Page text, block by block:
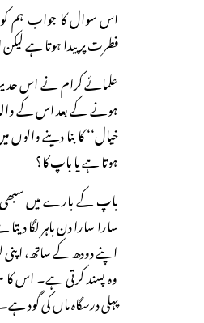
اس سوال کا جواب ہم
فطرت پر پیدا ہوتا ہے
علمائے کرام نے اس
ہونے کے بعد اس کے
خیال‘‘ کا بنا دینے والوں
ہوتا ہے یا باپ کا؟
باپ کے بارے میں سبھی
سارا سارا دن باہر لگا
اپنے دودھ کے ساتھ،
وہ پسند کرتی ہے۔ اس کا
پہلی درسگاہ ماں کی گود